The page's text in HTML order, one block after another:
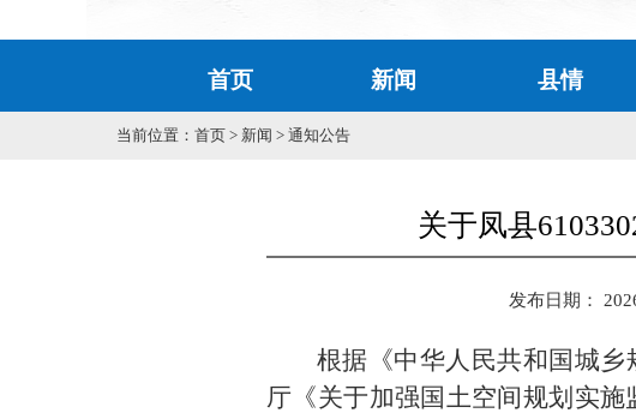
首页 新闻 县情
当前位置： 首页 > 新闻 > 通知公告
关于凤县
发布日期：
根据《中华人民共和国城
厅《关于加强国土空间规划实